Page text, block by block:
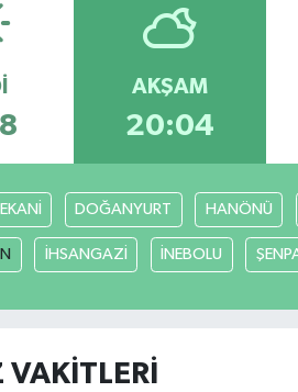
AKŞAM
20:04
DOĞANYURT HANÖNÜ
İHSANGAZİ İNEBOLU